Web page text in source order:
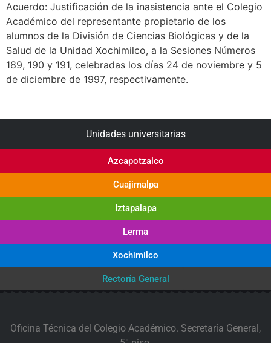
Acuerdo: Justificación de la inasistencia ante el Colegio
Académico del representante propietario de los
alumnos de la División de Ciencias Biológicas y de la
Salud de la Unidad Xochimilco, a la Sesiones Números
189, 190 y 191, celebradas los días 24 de noviembre y 5
de diciembre de 1997, respectivamente.
Unidades universitarias
Azcapotzalco
Cuajimalpa
Iztapalapa
Lerma
Xochimilco
Rectoría General
Oficina Técnica del Colegio Académico. Secretaría General,